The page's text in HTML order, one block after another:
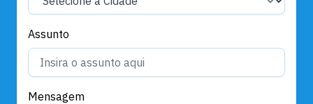
Assunto
Mensagem